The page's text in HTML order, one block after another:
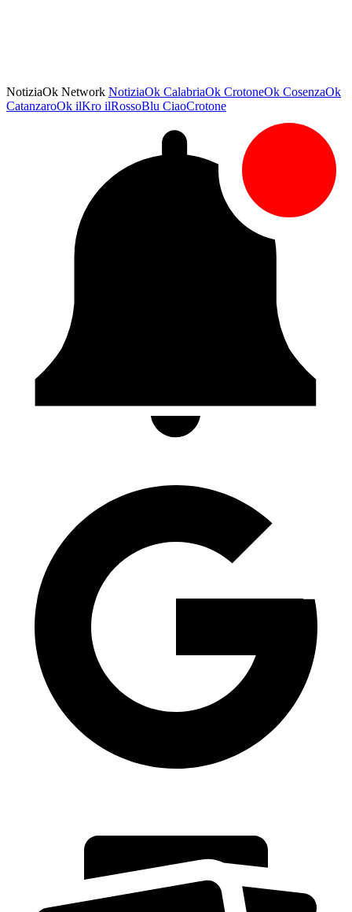
NotiziaOk Network NotiziaOk CalabriaOk CrotoneOk CosenzaOk
CatanzaroOk ilKro ilRossoBlu CiaoCrotone